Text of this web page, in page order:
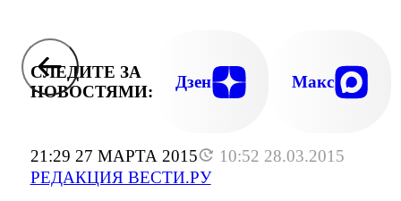
21:29 27 МАРТА 2015
10:52 28.03.2015
РЕДАКЦИЯ ВЕСТИ.РУ
СЛЕДИТЕ ЗА
НОВОСТЯМИ:
Дзен Макс